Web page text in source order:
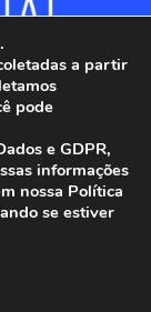
a partir
pode
e GDPR,
informações
nossa Política
se estiver
Cookie Banner